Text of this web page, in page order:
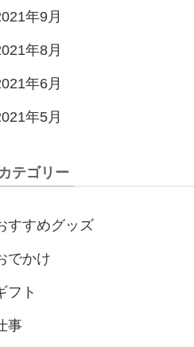
年9月
年8月
年6月
年5月
カテゴリー
すすめグッズ
でかけ
フト
事